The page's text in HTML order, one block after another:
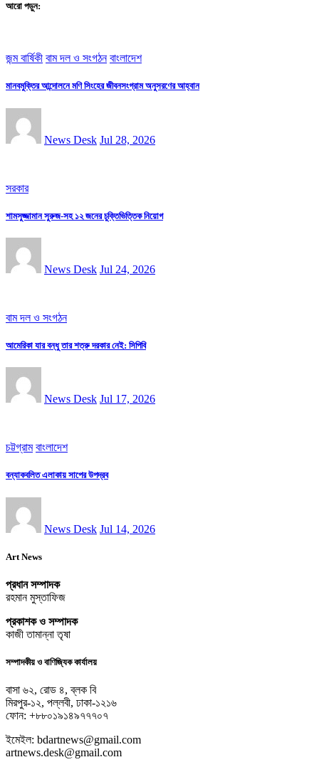
আরো পড়ুন:
জন্ম বার্ষিকী বাম দল ও সংগঠন বাংলাদেশ
মানবমুক্তির আন্দোলনে মণি সিংহের জীবনসংগ্রাম অনুসরণের আহ্বান
News Desk Jul 28, 2026
সরকার
শামসুজ্জামান সুরুজ-সহ ১২ জনের চুক্তিভিত্তিক নিয়োগ
News Desk Jul 24, 2026
বাম দল ও সংগঠন
আমেরিকা যার বন্ধু তার শত্রু দরকার নেই: সিপিবি
News Desk Jul 17, 2026
চট্টগ্রাম বাংলাদেশ
বন্যাকবলিত এলাকায় সাপের উপদ্রব
News Desk Jul 14, 2026
Art News
প্রধান সম্পাদক
রহমান মুস্তাফিজ
প্রকাশক ও সম্পাদক
কাজী তামান্না তৃষা
সম্পাদকীয় ও বাণিজ্যিক কার্যালয়
বাসা ৬২, রোড ৪, ব্লক বি
মিরপুর-১২, পল্লবী, ঢাকা-১২১৬
ফোন: +৮৮০১৯১৪৯৭৭৭০৭
ইমেইল: bdartnews@gmail.com
artnews.desk@gmail.com